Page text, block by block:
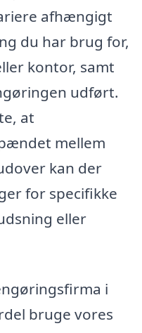
afhængigt
du har brug for,
kontor, samt
udført.
at
mellem
kan der
for specifikke
eller
i
bruge vores